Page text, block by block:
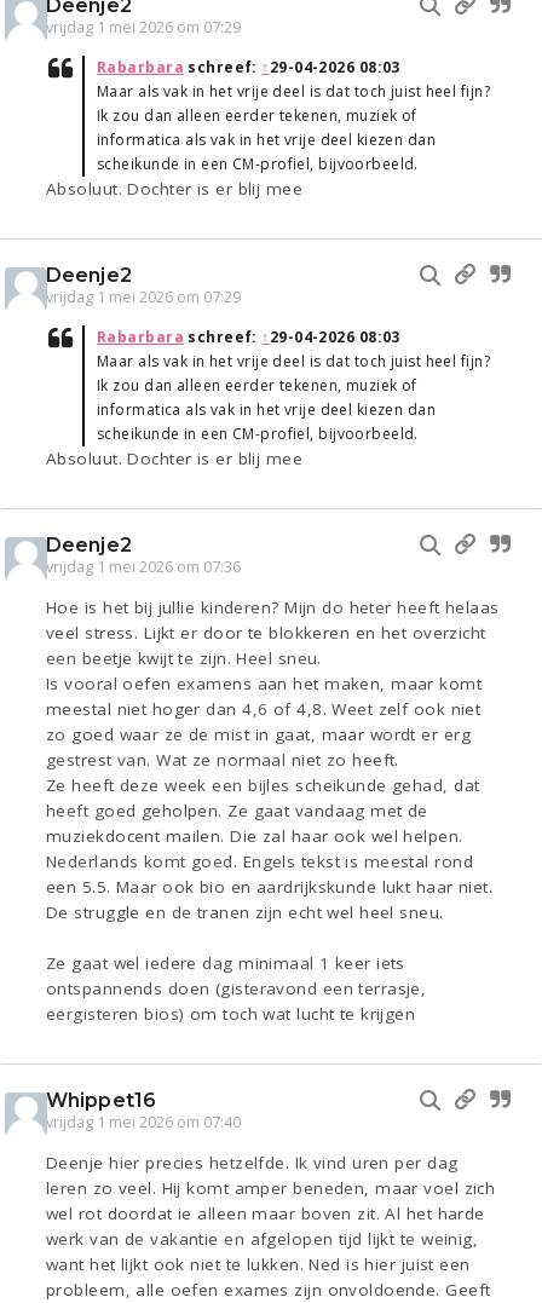
Deenje2
vrijdag 1 mei 2026 om 07:29
Rabarbara schreef: ↑29-04-2026 08:03
Maar als vak in het vrije deel is dat toch juist heel fijn?
Ik zou dan alleen eerder tekenen, muziek of
informatica als vak in het vrije deel kiezen dan
scheikunde in een CM-profiel, bijvoorbeeld.
Absoluut. Dochter is er blij mee
Deenje2
vrijdag 1 mei 2026 om 07:29
Rabarbara schreef: ↑29-04-2026 08:03
Maar als vak in het vrije deel is dat toch juist heel fijn?
Ik zou dan alleen eerder tekenen, muziek of
informatica als vak in het vrije deel kiezen dan
scheikunde in een CM-profiel, bijvoorbeeld.
Absoluut. Dochter is er blij mee
Deenje2
vrijdag 1 mei 2026 om 07:36
Hoe is het bij jullie kinderen? Mijn do heter heeft helaas
veel stress. Lijkt er door te blokkeren en het overzicht
een beetje kwijt te zijn. Heel sneu.
Is vooral oefen examens aan het maken, maar komt
meestal niet hoger dan 4,6 of 4,8. Weet zelf ook niet
zo goed waar ze de mist in gaat, maar wordt er erg
gestrest van. Wat ze normaal niet zo heeft.
Ze heeft deze week een bijles scheikunde gehad, dat
heeft goed geholpen. Ze gaat vandaag met de
muziekdocent mailen. Die zal haar ook wel helpen.
Nederlands komt goed. Engels tekst is meestal rond
een 5.5. Maar ook bio en aardrijkskunde lukt haar niet.
De struggle en de tranen zijn echt wel heel sneu.
Ze gaat wel iedere dag minimaal 1 keer iets
ontspannends doen (gisteravond een terrasje,
eergisteren bios) om toch wat lucht te krijgen
Whippet16
vrijdag 1 mei 2026 om 07:40
Deenje hier precies hetzelfde. Ik vind uren per dag
leren zo veel. Hij komt amper beneden, maar voel zich
wel rot doordat ie alleen maar boven zit. Al het harde
werk van de vakantie en afgelopen tijd lijkt te weinig,
want het lijkt ook niet te lukken. Ned is hier juist een
probleem, alle oefen exames zijn onvoldoende. Geeft